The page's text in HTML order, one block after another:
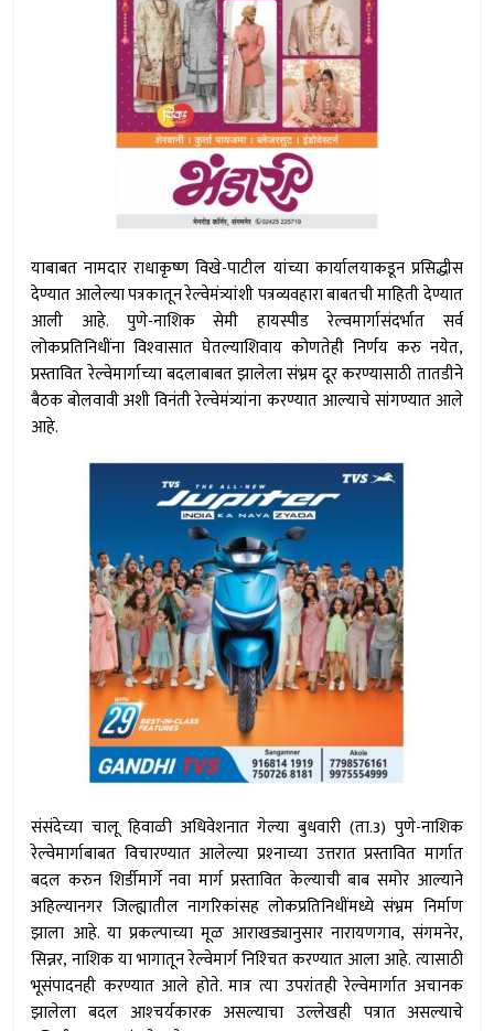
याबाबत नामदार राधाकृष्ण विखे-पाटील यांच्या कार्यालयाकडून प्रसिद्धीस
देण्यात आलेल्या पत्रकातून रेल्वेमंत्र्यांशी पत्रव्यवहारा बाबतची माहिती देण्यात
आली आहे. पुणे-नाशिक सेमी हायस्पीड रेल्वमार्गासंदर्भात सर्व
लोकप्रतिनिधींना विश्‍वासात घेतल्याशिवाय कोणतेही निर्णय करु नयेत,
प्रस्तावित रेल्वेमार्गाच्या बदलाबाबत झालेला संभ्रम दूर करण्यासाठी तातडीने
बैठक बोलवावी अशी विनंती रेल्वेमंत्र्यांना करण्यात आल्याचे सांगण्यात आले
आहे.
संसंदेच्या चालू हिवाळी अधिवेशनात गेल्या बुधवारी (ता.3) पुणे-नाशिक
रेल्वेमार्गाबाबत विचारण्यात आलेल्या प्रश्‍नाच्या उत्तरात प्रस्तावित मार्गात
बदल करुन शिर्डीमार्गे नवा मार्ग प्रस्तावित केल्याची बाब समोर आल्याने
अहिल्यानगर जिल्ह्यातील नागरिकांसह लोकप्रतिनिधींमध्ये संभ्रम निर्माण
झाला आहे. या प्रकल्पाच्या मूळ आराखड्यानुसार नारायणगाव, संगमनेर,
सिन्नर, नाशिक या भागातून रेल्वेमार्ग निश्‍चित करण्यात आला आहे. त्यासाठी
भूसंपादनही करण्यात आले होते. मात्र त्या उपरांतही रेल्वेमार्गात अचानक
झालेला बदल आश्‍चर्यकारक असल्याचा उल्लेखही पत्रात असल्याचे